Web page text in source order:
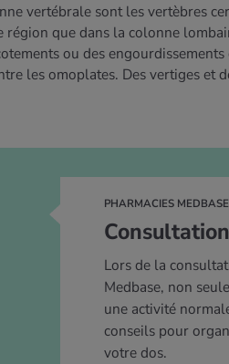
vertébrale sont les vertèbres
que dans la colonne
ou des engourdissements
les omoplates. Des vertiges et
PHARMACIES MEDBASE
Lors de la
Medbase, non
une activité
conseils pour
votre dos.